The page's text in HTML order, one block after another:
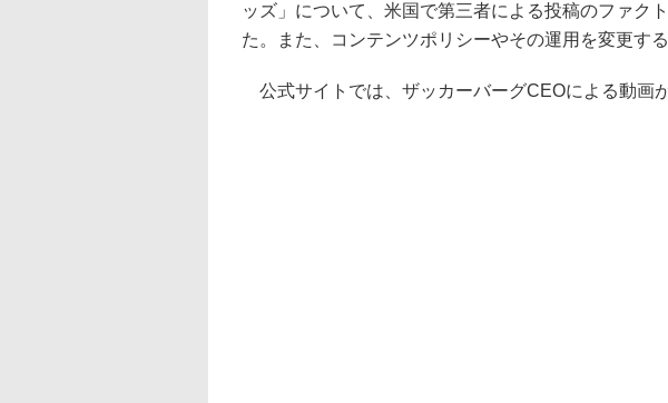
ッズ」について、米国で第三者による投稿のファク
た。また、コンテンツポリシーやその運用を変更する
公式サイトでは、ザッカーバーグCEOによる動画